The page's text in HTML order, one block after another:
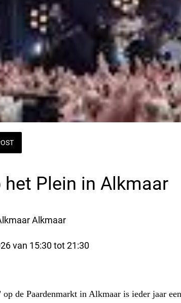
Plein in Alkmaar
Alkmaar
van 15:30 tot 21:30
de Paardenmarkt in Alkmaar is ieder jaar